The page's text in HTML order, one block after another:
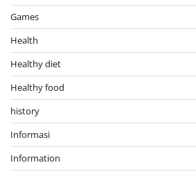
Games
Health
Healthy diet
Healthy food
history
Informasi
Information